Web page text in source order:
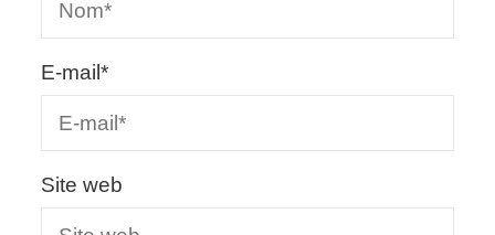
E-mail*
Site web